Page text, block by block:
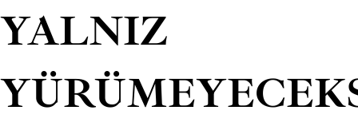
YALNIZ